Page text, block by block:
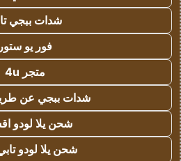
شدات ببجي
فور يو ستور
متجر 4u
شدات ببجي عن
شحن يلا لودو
شحن يلا لودو